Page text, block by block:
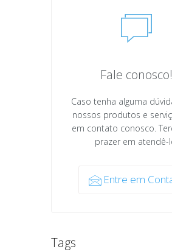
Fale conosco!
Caso tenha alguma
nossos produtos e
em contato conosco.
prazer em atendê-
Entre em
Tags